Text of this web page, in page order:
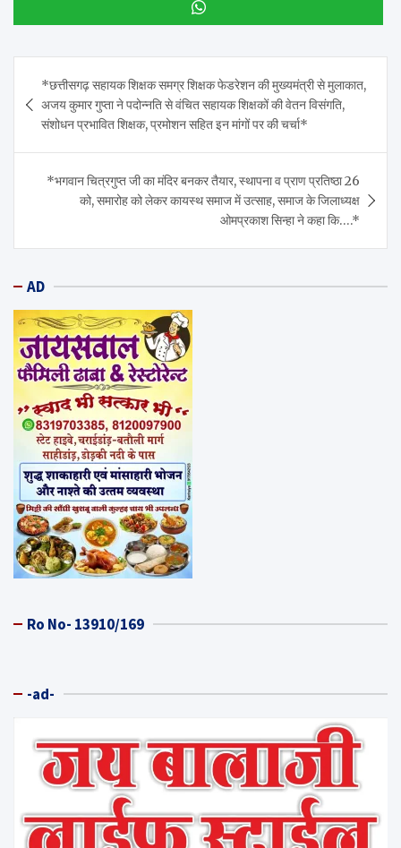
navigation
*छत्तीसगढ़ सहायक शिक्षक समग्र शिक्षक फेडरेशन की मुख्यमंत्री से मुलाकात,
अजय कुमार गुप्ता ने पदोन्नति से वंचित सहायक शिक्षकों की वेतन विसंगति,
संशोधन प्रभावित शिक्षक, प्रमोशन सहित इन मांगों पर की चर्चा*
*भगवान चित्रगुप्त जी का मंदिर बनकर तैयार, स्थापना व प्राण प्रतिष्ठा 26
को, समारोह को लेकर कायस्थ समाज में उत्साह, समाज के जिलाध्यक्ष
ओमप्रकाश सिन्हा ने कहा कि….*
AD
Ro No- 13910/169
-ad-